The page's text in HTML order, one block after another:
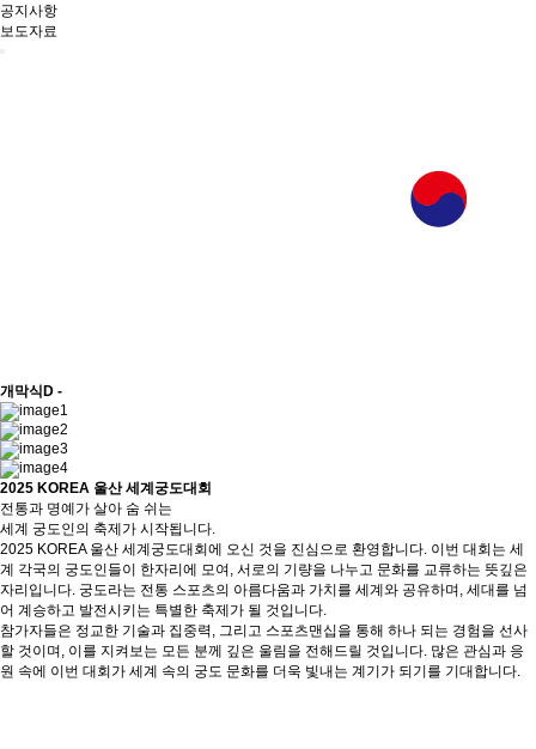
공지사항
보도자료
개막식 D -
2025 KOREA 울산 세계궁도대회
전통과 명예가 살아 숨 쉬는
세계 궁도인의 축제가 시작됩니다.
2025 KOREA 울산 세계궁도대회에 오신 것을 진심으로 환영합니다. 이번 대회는 세
계 각국의 궁도인들이 한자리에 모여, 서로의 기량을 나누고 문화를 교류하는 뜻깊은
자리입니다. 궁도라는 전통 스포츠의 아름다움과 가치를 세계와 공유하며, 세대를 넘
어 계승하고 발전시키는 특별한 축제가 될 것입니다.
참가자들은 정교한 기술과 집중력, 그리고 스포츠맨십을 통해 하나 되는 경험을 선사
할 것이며, 이를 지켜보는 모든 분께 깊은 울림을 전해드릴 것입니다. 많은 관심과 응
원 속에 이번 대회가 세계 속의 궁도 문화를 더욱 빛내는 계기가 되기를 기대합니다.